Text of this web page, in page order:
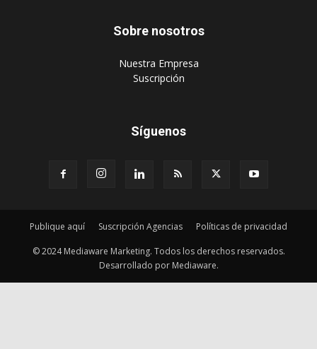
Sobre nosotros
‎Nuestra Empresa
‎Suscripción
Síguenos
Publique aquí Suscripción Agencias Políticas de privacidad
© 2024 Mediaware Marketing. Todos los derechos reservados.
Desarrollado por Mediaware.